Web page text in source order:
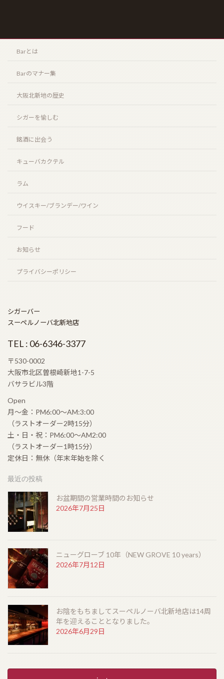
Barとは
Barのマナー集
大阪北新地の歴史
シガーを愉しむ
銘酒に出会う
キューバカクテル
ラム
ウイスキー/ブランデー/ワイン
フード
お知らせ
プライバシーポリシー
シガーバー
スーペルノーバ北新地店
TEL : 06-6346-3377
〒530-0002
大阪市北区曽根崎新地1-7-5
バサラビル3階
Open
月〜金：PM6:00〜AM:3:00
（ラストオーダー2時15分）
土・日・祝：PM6:00〜AM2:00
（ラストオーダー1時15分）
定休日：無休（年末年始を除く
最近の投稿
お盆期間の営業時間のお知らせ
2026年7月25日
ニューグローブ 10年（NEW GROVE 10 years）
2026年7月12日
お陰をもちましてスーペルノーバ北新地店は14周
年を迎えることとなりました。
2026年6月29日